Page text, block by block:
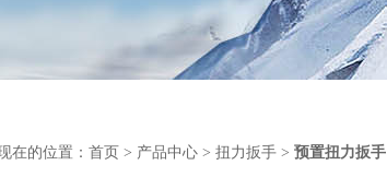
在的位置： 首页 > 产品中心 > 扭力扳手 > 预置扭力扳手